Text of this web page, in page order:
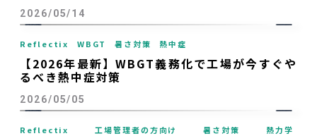
2026/05/14
Reflectix WBGT 暑さ対策 熱中症
【2026年最新】WBGT義務化で工場が今すぐや
るべき熱中症対策
2026/05/05
Reflectix 工場管理者の方向け 暑さ対策 熱力学